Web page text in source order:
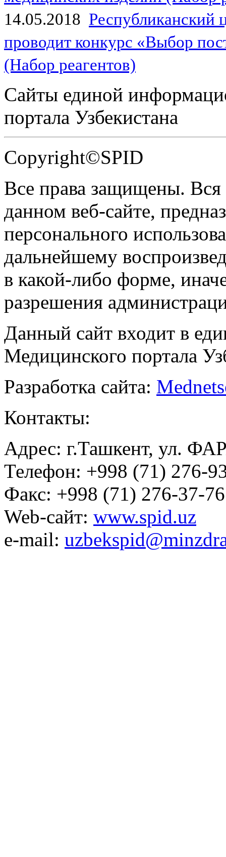
14.05.2018
проводит конкурс «Выбор
(Набор реагентов)
Сайты единой
портала Узбекистана
Copyright©SPID
Все права защищены.
данном веб-сайте,
персонального
дальнейшему
в какой-либо форме,
разрешения
Данный сайт входит в
Медицинского портала
Разработка сайта:
Контакты:
Адрес: г.Ташкент, ул.
Телефон: +998 (71) 276-
Факс: +998 (71) 276-37-76
Web-сайт: www.spid.uz
e-mail: